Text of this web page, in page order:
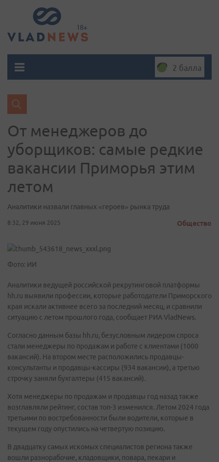
2 балла
От менеджеров до
уборщиков: самые редкие
вакансии Приморья этим
летом
Аналитики назвали главных «героев» рынка труда
8:32, 29 июня 2025 Общество
Фото: ИИ
Аналитики ведущей российской рекрутинговой платформы
hh.ru выявили профессии, которые работодатели Приморского
края искали активнее всего за последний месяц, и сравнили
ситуацию с летом прошлого года, сообщает РИА VladNews.
Согласно данным базы hh.ru, безусловным лидером спроса
стали менеджеры по продажам и работе с клиентами (1000
вакансий). На втором месте расположились продавцы-
консультанты и продавцы-кассиры (934 вакансии), а третью
строчку заняли бухгалтеры (415 вакансий).
Хотя менеджеры по продажам и продавцы год назад также
возглавляли рейтинг, состав топ-3 изменился. Летом 2024 года
третьими по востребованности были водители, которые в
текущем году опустились на четвертую позицию.
В двадцатку самых искомых специалистов региона также
вошли разнорабочие, кладовщики, повара, пекари и